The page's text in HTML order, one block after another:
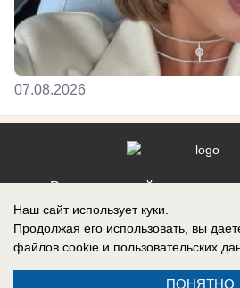
07.08.2026
Реклама на сайте
Контакты
Наш сайт использует куки.
Продолжая его использовать, вы
файлов cookie и пользовательских
ПОНЯТНО